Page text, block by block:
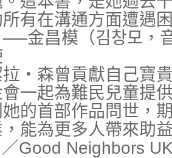
有在溝通方面遭遇
金昌模（김창모，
森曾貢獻自己寶貴
會一起為難民兒童提
的首部作品問世，
能為更多人帶來助
Good Neighbors